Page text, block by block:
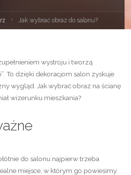
Jak wybrać obraz do salonu?
wystroju i tworzą
To dzięki dekoracjom salon zyskuje
wygląd. Jak wybrać obraz na ścianę
wizerunku mieszkania?
do salonu najpierw trzeba
miejsce, w którym go powiesimy.